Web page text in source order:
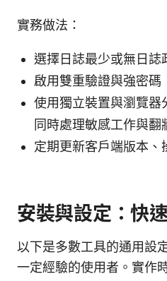
實務做法：
選擇日誌最少或無日誌
啟用雙重驗證與強密碼
使用獨立裝置與瀏覽器
同時處理敏感工作與翻
定期更新客戶端版本、
安裝與設定：快
以下是多數工具的通用設
一定經驗的使用者。實作